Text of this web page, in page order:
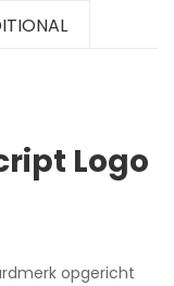
Logo
opgericht